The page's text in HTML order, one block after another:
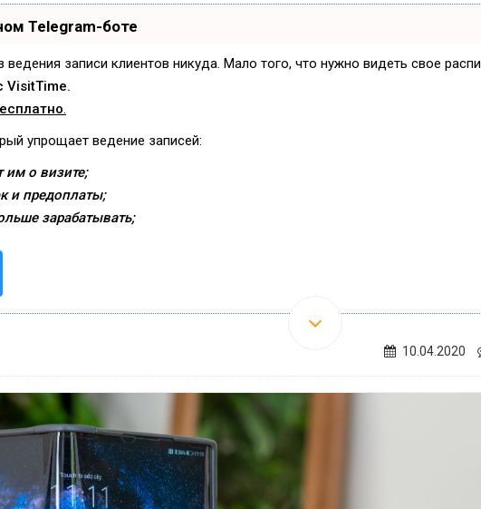
Telegram-боте
ведения записи клиентов никуда. Мало того, что нужно видеть свое
VisitTime.
.
упрощает ведение записей:
им о визите;
и предоплаты;
зарабатывать;
10.04.2020